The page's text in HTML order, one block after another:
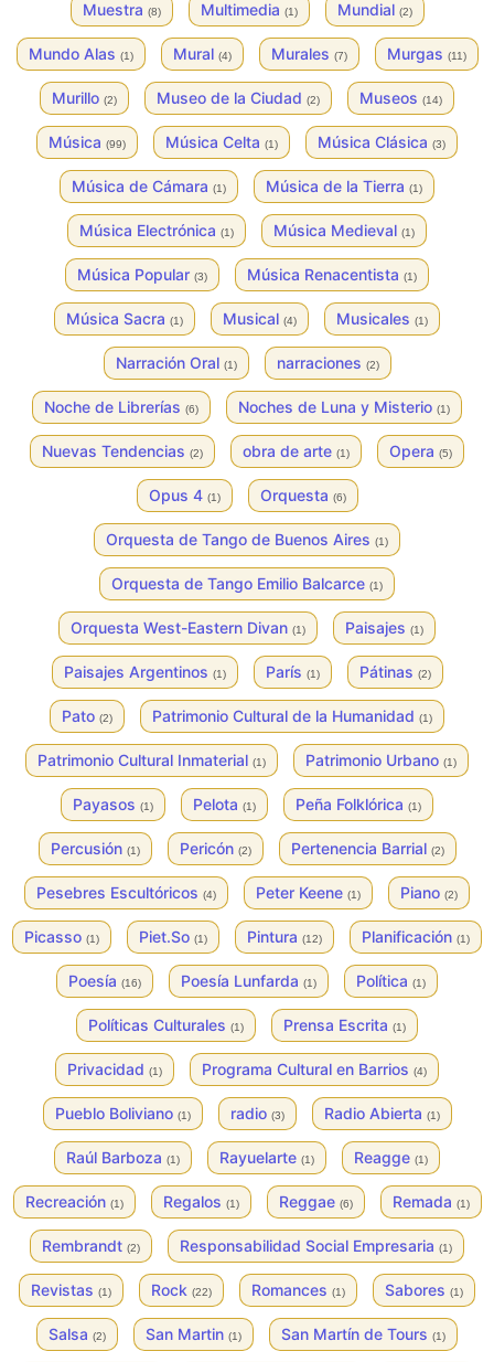
Muestra (8) Multimedia (1) Mundial (2)
Mundo Alas (1) Mural (4) Murales (7) Murgas (11)
Murillo (2) Museo de la Ciudad (2) Museos (14)
Música (99) Música Celta (1) Música Clásica (3)
Música de Cámara (1) Música de la Tierra (1)
Música Electrónica (1) Música Medieval (1)
Música Popular (3) Música Renacentista (1)
Música Sacra (1) Musical (4) Musicales (1)
Narración Oral (1) narraciones (2)
Noche de Librerías (6) Noches de Luna y Misterio (1)
Nuevas Tendencias (2) obra de arte (1) Opera (5)
Opus 4 (1) Orquesta (6)
Orquesta de Tango de Buenos Aires (1)
Orquesta de Tango Emilio Balcarce (1)
Orquesta West-Eastern Divan (1) Paisajes (1)
Paisajes Argentinos (1) París (1) Pátinas (2)
Pato (2) Patrimonio Cultural de la Humanidad (1)
Patrimonio Cultural Inmaterial (1) Patrimonio Urbano (1)
Payasos (1) Pelota (1) Peña Folklórica (1)
Percusión (1) Pericón (2) Pertenencia Barrial (2)
Pesebres Escultóricos (4) Peter Keene (1) Piano (2)
Picasso (1) Piet.So (1) Pintura (12) Planificación (1)
Poesía (16) Poesía Lunfarda (1) Política (1)
Políticas Culturales (1) Prensa Escrita (1)
Privacidad (1) Programa Cultural en Barrios (4)
Pueblo Boliviano (1) radio (3) Radio Abierta (1)
Raúl Barboza (1) Rayuelarte (1) Reagge (1)
Recreación (1) Regalos (1) Reggae (6) Remada (1)
Rembrandt (2) Responsabilidad Social Empresaria (1)
Revistas (1) Rock (22) Romances (1) Sabores (1)
Salsa (2) San Martin (1) San Martín de Tours (1)